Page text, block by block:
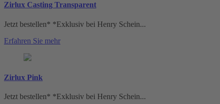
Zirlux Casting Transparent
Jetzt bestellen* *Exklusiv bei Henry Schein...
Erfahren Sie mehr
Zirlux Pink
Jetzt bestellen* *Exklusiv bei Henry Schein...